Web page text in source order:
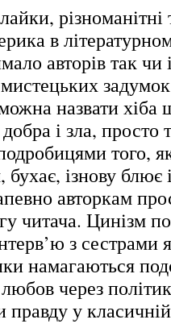
в
авторів так
мистецьких
назвати
і зла, просто
того,
ізнову блює
авторкам
читача. Цинізм
з сестрами
намагаються
через
у